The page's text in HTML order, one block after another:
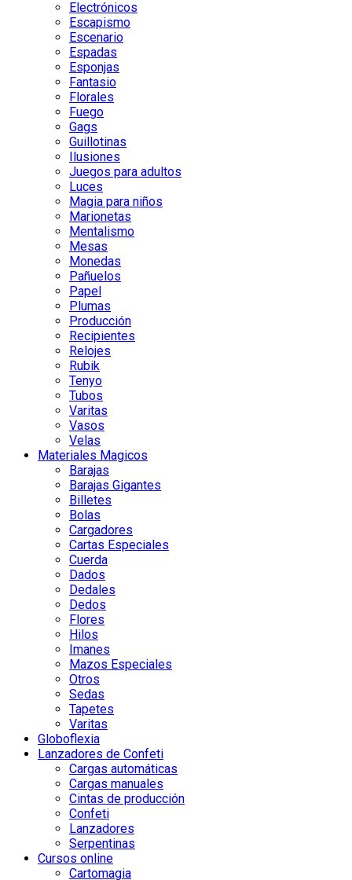
Electrónicos
Escapismo
Escenario
Espadas
Esponjas
Fantasio
Florales
Fuego
Gags
Guillotinas
Ilusiones
Juegos para adultos
Luces
Magia para niños
Marionetas
Mentalismo
Mesas
Monedas
Pañuelos
Papel
Plumas
Producción
Recipientes
Relojes
Rubik
Tenyo
Tubos
Varitas
Vasos
Velas
Materiales Magicos
Barajas
Barajas Gigantes
Billetes
Bolas
Cargadores
Cartas Especiales
Cuerda
Dados
Dedales
Dedos
Flores
Hilos
Imanes
Mazos Especiales
Otros
Sedas
Tapetes
Varitas
Globoflexia
Lanzadores de Confeti
Cargas automáticas
Cargas manuales
Cintas de producción
Confeti
Lanzadores
Serpentinas
Cursos online
Cartomagia